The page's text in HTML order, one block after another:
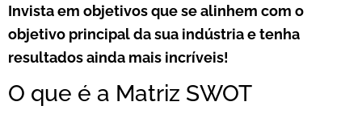
Invista em objetivos que se alinhem com o
objetivo principal da sua indústria e tenha
resultados ainda mais incríveis!
O que é a Matriz SWOT